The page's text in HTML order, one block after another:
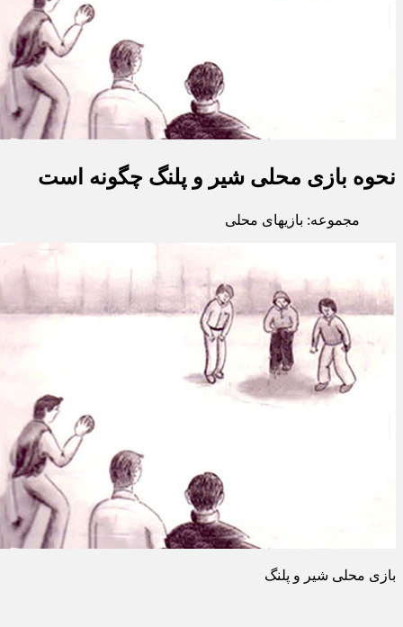
نحوه بازی محلی شیر و پلنگ چگونه است
مجموعه: بازیهای محلی
بازی محلی شیر و پلنگ